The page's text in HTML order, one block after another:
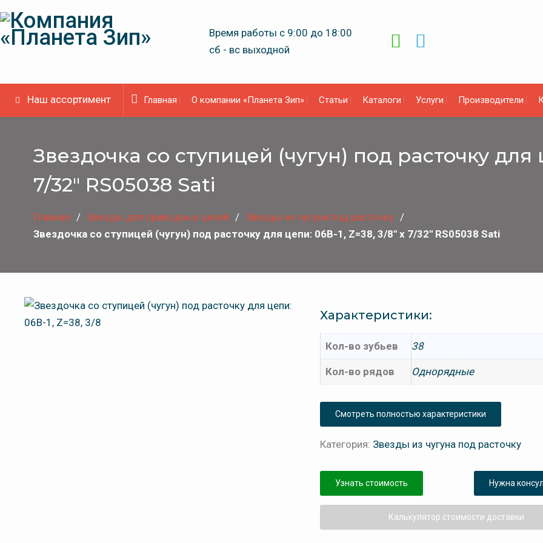
to
content
Время работы с 9:00 до 18:00
сб - вс выходной
Наш ассортимент Главная О компании «Планета Зип» Статьи Каталоги Услуги Производители
Звездочка со ступицей (чугун) под расточку для
7/32″ RS05038 Sati
Главная Звeзды для пpивoдных цeпeй
Звезды из чугуна под расточку
Звездочка со ступицей (чугун) под расточку для цепи: 06B-1, Z=38, 3/8″ x 7/32″ RS05038 Sati
Характеристики:
Кол-во зубьев 38
Кол-во рядов Однорядные
Смотреть полностью характеристики
Категория: Звезды из чугуна под расточку
Узнать стоимость Нужна
Калькулятор стоимости доставки